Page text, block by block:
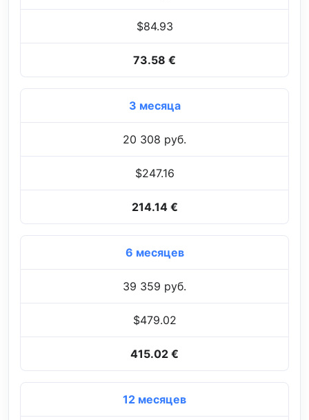
$84.93
73.58 €
3 месяца
20 308 руб.
$247.16
214.14 €
6 месяцев
39 359 руб.
$479.02
415.02 €
12 месяцев